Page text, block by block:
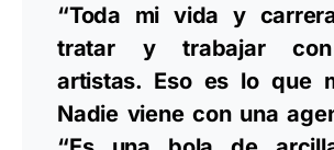
“Toda mi vida y
tratar y trabajar con
artistas. Eso es lo que
Nadie viene con una